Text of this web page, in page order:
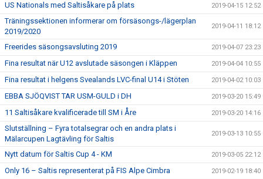
US Nationals med Saltisåkare på plats 2019-04-15 12:52
Träningssektionen informerar om försäsongs-/lägerplan
2019/2020
2019-04-11 18:12
Freerides säsongsavsluting 2019 2019-04-07 23:23
Fina resultat när U12 avslutade säsongen i Kläppen 2019-04-04 10:55
Fina resultat i helgens Svealands LVC-final U14 i Stöten 2019-04-02 10:03
EBBA SJÖQVIST TAR USM-GULD i DH 2019-03-20 15:49
11 Saltisåkare kvalificerade till SM i Åre 2019-03-20 14:16
Slutställning – Fyra totalsegrar och en andra plats i
Mälarcupen Lagtävling för Saltis
2019-03-13 10:55
Nytt datum för Saltis Cup 4 - KM 2019-03-05 22:12
Only 16 – Saltis representerat på FIS Alpe Cimbra 2019-02-19 18:40